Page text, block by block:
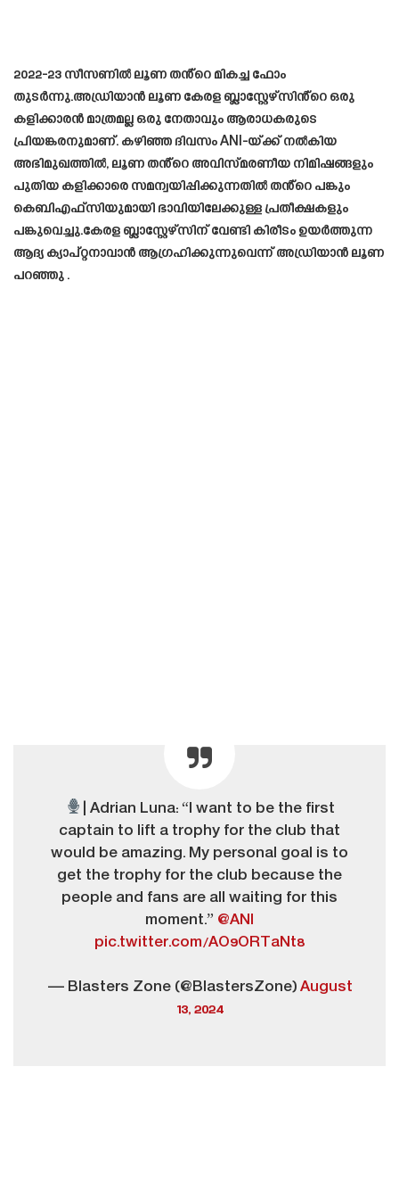
2022-23 സീസണിൽ ലൂണ തൻ്റെ മികച്ച ഫോം
തുടർന്നു.അഡ്രിയാൻ ലൂണ കേരള ബ്ലാസ്റ്റേഴ്സിൻ്റെ ഒരു
കളിക്കാരൻ മാത്രമല്ല ഒരു നേതാവും ആരാധകരുടെ
പ്രിയങ്കരനുമാണ്. കഴിഞ്ഞ ദിവസം ANI-യ്ക്ക് നൽകിയ
അഭിമുഖത്തിൽ, ലൂണ തൻ്റെ അവിസ്മരണീയ നിമിഷങ്ങളും
പുതിയ കളിക്കാരെ സമന്വയിപ്പിക്കുന്നതിൽ തൻ്റെ പങ്കും
കെബിഎഫ്‌സിയുമായി ഭാവിയിലേക്കുള്ള പ്രതീക്ഷകളും
പങ്കുവെച്ചു.കേരള ബ്ലാസ്റ്റേഴ്‌സിന് വേണ്ടി കിരീടം ഉയര്‍ത്തുന്ന
ആദ്യ ക്യാപ്റ്റനാവാന്‍ ആഗ്രഹിക്കുന്നുവെന്ന് അഡ്രിയാന്‍ ലൂണ
പറഞ്ഞു .
| Adrian Luna: “I want to be the first
captain to lift a trophy for the club that
would be amazing. My personal goal is to
get the trophy for the club because the
people and fans are all waiting for this
moment.” @ANI
pic.twitter.com/AO9ORTaNt8
— Blasters Zone (@BlastersZone) August
13, 2024